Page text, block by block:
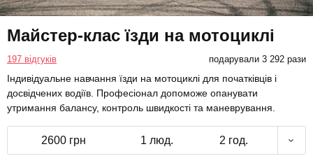
Майстер-клас їзди на мотоциклі
197 відгуків подарували 3 292 рази
Індивідуальне навчання їзди на мотоциклі для початківців і
досвідчених водіїв. Професіонал допоможе опанувати
утримання балансу, контроль швидкості та маневрування.
2600 грн 1 люд. 2 год.